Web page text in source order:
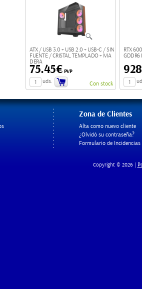
ATX / USB 3.0 + USB 2.0 + USB-C / SIN
FUENTE / CRISTAL TEMPLADO + MA
DERA
75.45€PVP
uds.
Con stock
RTX
GDDR6
Zona de Clientes
Alta como nuevo cliente
¿Olvidó su contraseña?
Formulario de Incidencias
Copyright © 2026 |